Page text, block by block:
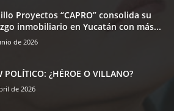
Proyectos “CAPRO” consolida su
inmobiliario en Yucatán con más...
de 2026
POLÍTICO: ¿HÉROE O VILLANO?
de 2026